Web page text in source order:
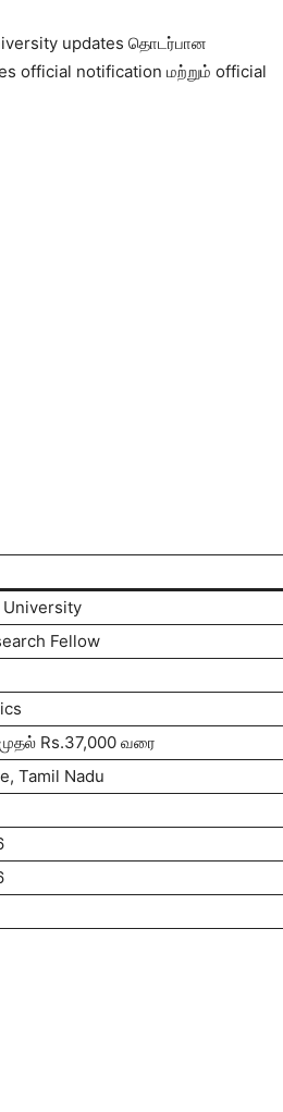
updates தொடர்பான
official notification மற்றும் official
University
Fellow
Rs.37,000 வரை
Tamil Nadu